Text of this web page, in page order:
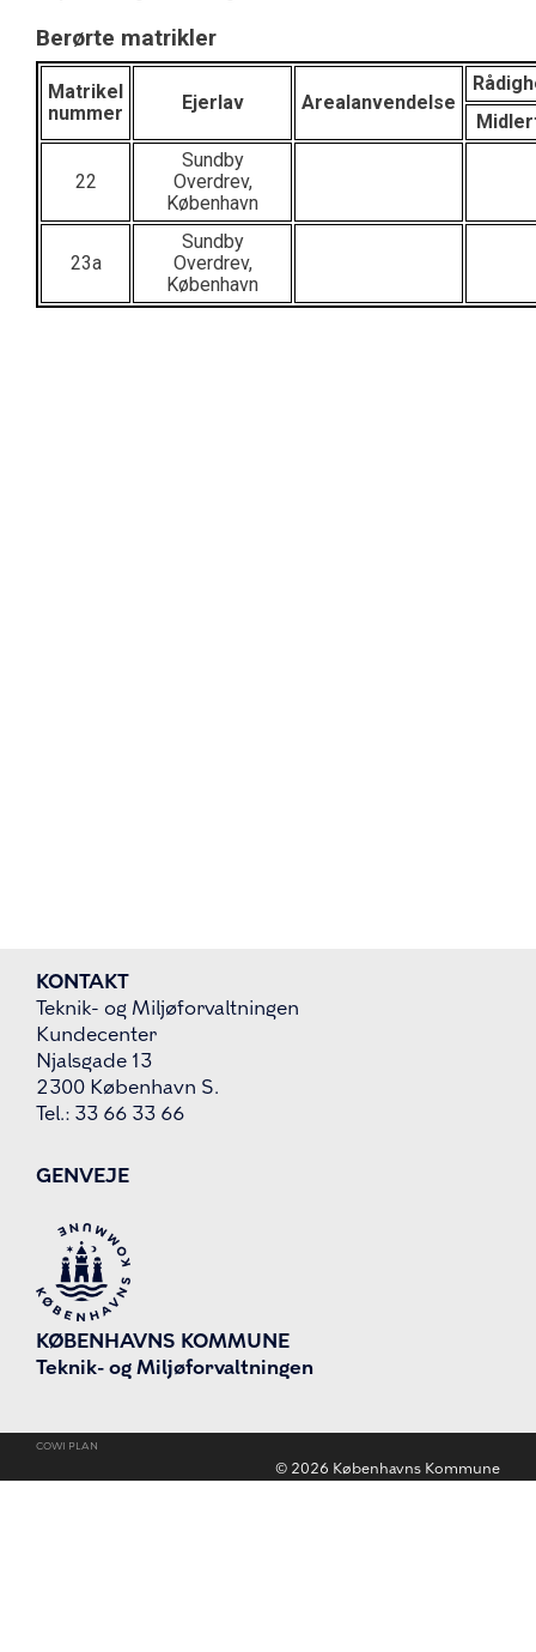
Berørte matrikler
Matrikel
nummer
Ejerlav Arealanvendelse
22
Sundby
Overdrev,
København
23a
Sundby
Overdrev,
København
KONTAKT
Teknik- og Miljøforvaltningen
Kundecenter
Njalsgade 13
2300 København S.
Tel.: 33 66 33 66
GENVEJE
KØBENHAVNS KOMMUNE
Teknik- og Miljøforvaltningen
COWI PLAN
© 2026 Københavns Kommune